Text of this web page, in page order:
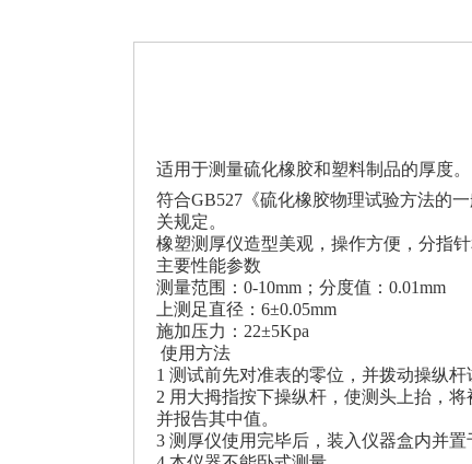
适用于测量硫化橡胶和塑料制品的厚度。
符合GB527《硫化橡胶物理试验方法的
关规定。
橡塑测厚仪造型美观，操作方便，分指针
主要性能参数
测量范围：0-10mm ；分度值： 0.01mm
上测足直径：6±0.05mm
施加压力：22±5Kpa
使用方法
1 测试前先对准表的零位，并拨动操纵
2 用大拇指按下操纵杆，使测头上抬，
并报告其中值。
3 测厚仪使用完毕后，装入仪器盒内并置